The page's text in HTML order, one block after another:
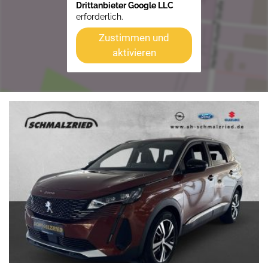
Drittanbieter Google LLC
erforderlich.
Zustimmen und
aktivieren